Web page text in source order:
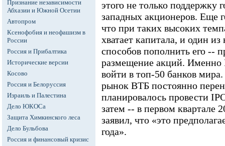
Признание независимости
Абхазии и Южной Осетии
Автопром
Ксенофобия и неофашизм в
России
Россия и Прибалтика
Исторические версии
Косово
Россия и Белоруссия
Израиль и Палестина
Дело ЮКОСа
Защита Химкинского леса
Дело Бульбова
Россия и финансовый кризис
этого не только поддержку
западных акционеров. Еще
что при таких высоких
хватает капитала, и один
способов пополнить его --
размещение акций. Именно
войти в топ-50 банков
рынок ВТБ постоянно
планировалось провести
затем -- в первом квартале
заявил, что «это
года».